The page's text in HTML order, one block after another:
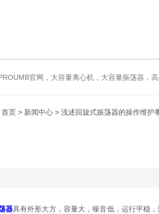
官网，大容量离心机，大容量振荡器，高速冷冻离心机，生化、光照、振荡培养箱，磁力搅拌器，
首页 > 新闻中心 > 浅述回旋式振荡器的操作维护
器具有外形大方，容量大，噪音低，运行平稳